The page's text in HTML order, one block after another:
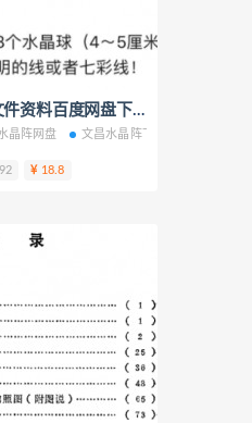
文昌水晶阵音频文件资料百度网盘下载学习
晶阵网盘 文昌水晶阵下载
18.8